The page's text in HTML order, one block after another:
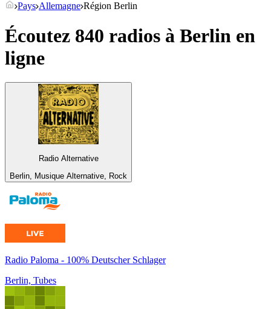
Pays Allemagne Région Berlin
Écoutez 840 radios à Berlin en
ligne
Radio Alternative
Berlin, Musique Alternative, Rock
Radio Paloma - 100% Deutscher Schlager
Berlin, Tubes